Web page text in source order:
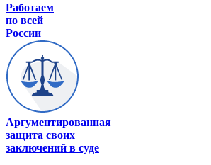
Работаем
по всей
России
Аргументированная
защита своих
заключений в суде